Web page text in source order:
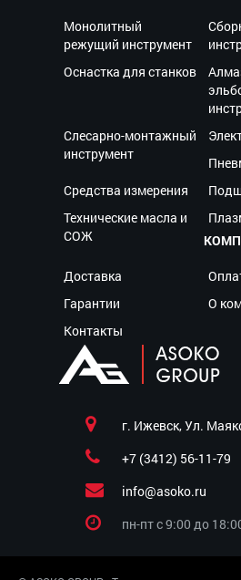
Монолитный
режущий инструмент
Оснастка для станков
Слесарно-монтажный
инструмент
Средства измерения
Технические масла и
СОЖ
Доставка
Гарантии
О
Контакты
г. Ижевск, Ул.
+7 (3412) 56-11-79
info@asoko.ru
пн-пт c 9:00 до